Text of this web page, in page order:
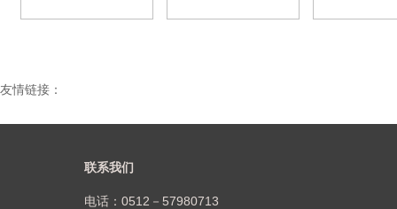
友情链接：
联系我们
电话：0512－57980713